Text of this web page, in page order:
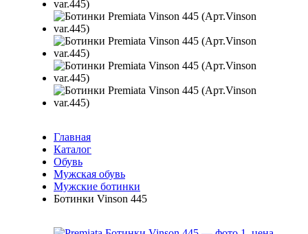
Главная
Каталог
Обувь
Мужская обувь
Мужские ботинки
Ботинки Vinson 445